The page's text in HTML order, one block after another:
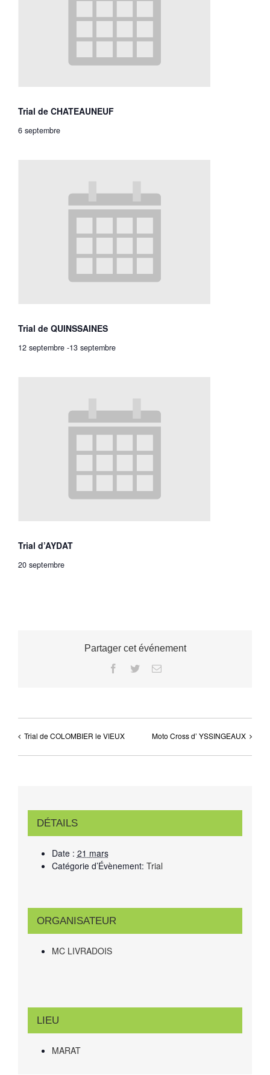
Trial de CHATEAUNEUF
6 septembre
Trial de QUINSSAINES
12 septembre -13 septembre
Trial d’AYDAT
20 septembre
Partager cet événement
Facebook
TwitterEmail
Trial de COLOMBIER le VIEUX Moto Cross d’ YSSINGEAUX
DÉTAILS
Date : 21 mars
Catégorie d’Évènement: Trial
ORGANISATEUR
MC LIVRADOIS
LIEU
MARAT